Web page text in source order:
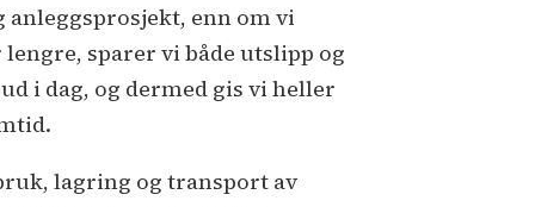
anleggsprosjekt, enn om vi
sparer vi både utslipp og
i dag, og dermed gis vi heller
lagring og transport av